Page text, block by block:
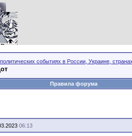
событиях в России, Украине,
Правила форума
06:13